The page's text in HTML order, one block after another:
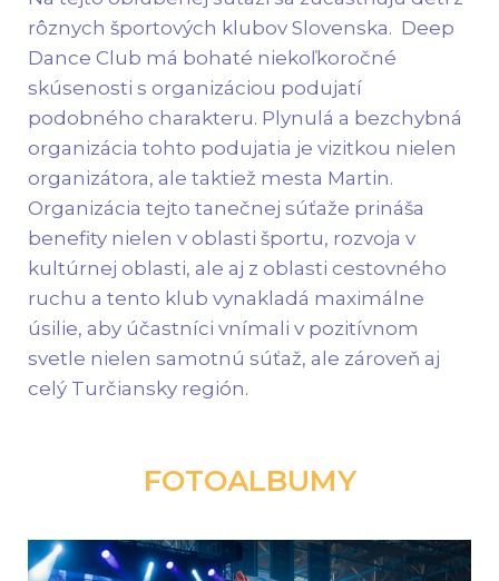
Dance Club má bohaté niekoľkoročné
skúsenosti s organizáciou podujatí
podobného charakteru. Plynulá a bezchybná
organizácia tohto podujatia je vizitkou nielen
organizátora, ale taktiež mesta Martin.
Organizácia tejto tanečnej súťaže prináša
benefity nielen v oblasti športu, rozvoja v
kultúrnej oblasti, ale aj z oblasti cestovného
ruchu a tento klub vynakladá maximálne
úsilie, aby účastníci vnímali v pozitívnom
svetle nielen samotnú súťaž, ale zároveň aj
celý Turčiansky región.